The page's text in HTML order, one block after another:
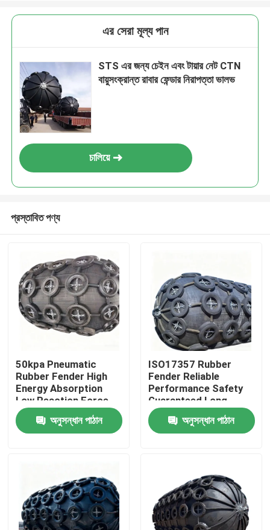
পণ্য
এর সেরা মূল্য পান
STS এর জন্য চেইন এবং টায়ার নেট CTN
বায়ুসংক্রান্ত রাবার ফেন্ডার নিরাপত্তা ভালভ
চালিয়ে
প্রস্তাবিত পণ্য
50kpa Pneumatic
Rubber Fender High
Energy Absorption
Low Reaction Force
Durable Use
অনুসন্ধান পাঠান
ISO17357 Rubber
Fender Reliable
Performance Safety
Guaranteed Long
Service Life
অনুসন্ধান পাঠান